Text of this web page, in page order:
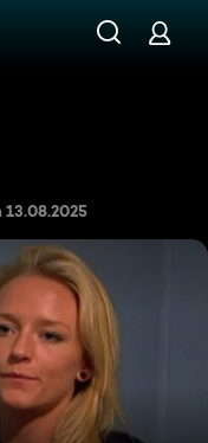
das Beste
13.08.2025